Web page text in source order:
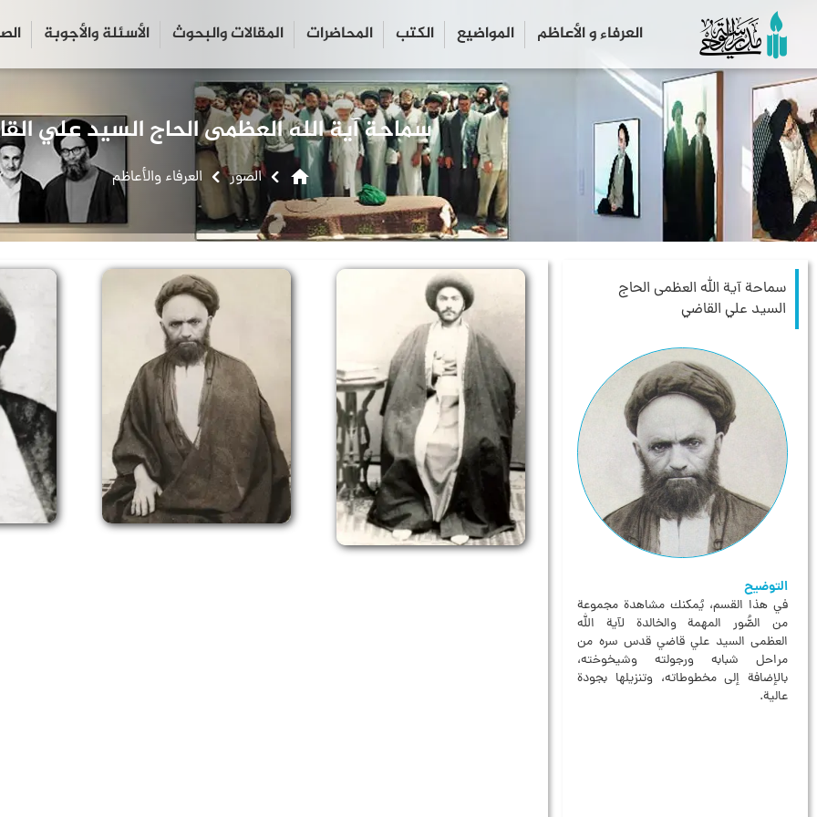
العرفاء و الأعاظم المواضیع الكتب المحاضرات المقالات والبحوث الأسئلة والأجوبة search
close
home الصور العرفاء والأعاظم
سماحة آية الله العظمى الحاج
السيد علي القاضي
التوضيح
في هذا القسم، يُمكنك مشاهدة مجموعة
من الصُّور المهمة والخالدة لآية الله
العظمى السيد علي قاضي قدس سره من
مراحل شبابه ورجولته وشيخوخته،
بالإضافة إلى مخطوطاته، وتنزيلها بجودة
عالية.